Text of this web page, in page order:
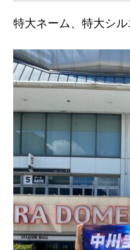
特大ネーム、特大シ